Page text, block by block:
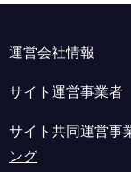
運営会社情報
サイト運営事業
サイト共同運営
ング